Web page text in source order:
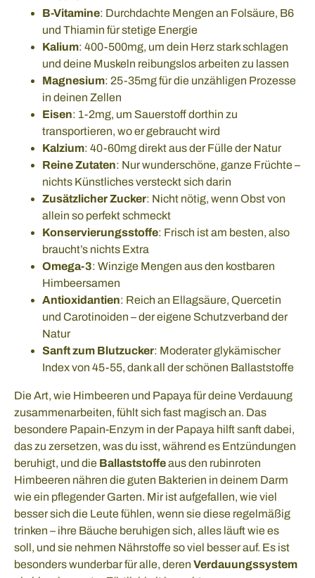
B-Vitamine: Durchdachte Mengen an Folsäure, B6
und Thiamin für stetige Energie
Kalium: 400-500mg, um dein Herz stark schlagen
und deine Muskeln reibungslos arbeiten zu lassen
Magnesium: 25-35mg für die unzähligen Prozesse
in deinen Zellen
Eisen: 1-2mg, um Sauerstoff dorthin zu
transportieren, wo er gebraucht wird
Kalzium: 40-60mg direkt aus der Fülle der Natur
Reine Zutaten: Nur wunderschöne, ganze Früchte –
nichts Künstliches versteckt sich darin
Zusätzlicher Zucker: Nicht nötig, wenn Obst von
allein so perfekt schmeckt
Konservierungsstoffe: Frisch ist am besten, also
braucht’s nichts Extra
Omega-3: Winzige Mengen aus den kostbaren
Himbeersamen
Antioxidantien: Reich an Ellagsäure, Quercetin
und Carotinoiden – der eigene Schutzverband der
Natur
Sanft zum Blutzucker: Moderater glykämischer
Index von 45-55, dank all der schönen Ballaststoffe
Die Art, wie Himbeeren und Papaya für deine Verdauung
zusammenarbeiten, fühlt sich fast magisch an. Das
besondere Papain-Enzym in der Papaya hilft sanft dabei,
das zu zersetzen, was du isst, während es Entzündungen
beruhigt, und die Ballaststoffeaus den rubinroten
Himbeeren nähren die guten Bakterien in deinem Darm
wie ein pflegender Garten. Mir ist aufgefallen, wie viel
besser sich die Leute fühlen, wenn sie diese regelmäßig
trinken – ihre Bäuche beruhigen sich, alles läuft wie es
soll, und sie nehmen Nährstoffe so viel besser auf. Es ist
besonders wunderbar für alle, deren Verdauungssystem